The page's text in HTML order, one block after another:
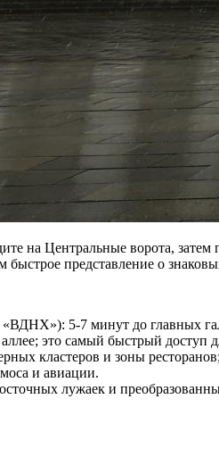
на Центральные ворота, затем
представление о
5-7 минут до главных
это самый быстрый доступ
кластеров и зоны
и авиации.
лужаек и